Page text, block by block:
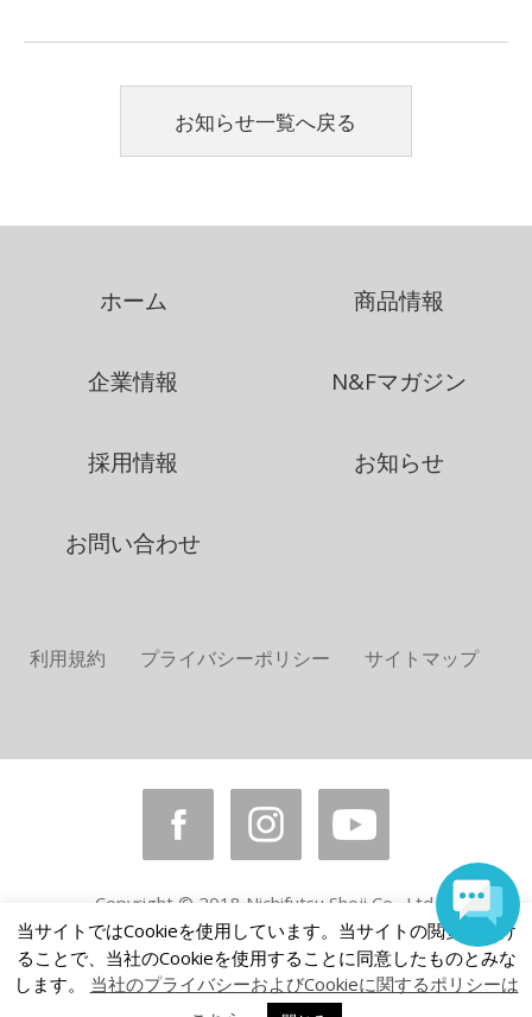
お知らせ一覧へ戻る
ホーム 商品情報
企業情報 N&Fマガジン
採用情報 お知らせ
お問い合わせ
利用規約 プライバシーポリシー サイトマップ
Copyright © 2018 Nichifutsu Shoji Co., Ltd.
All rights reserved.
当サイトではCookieを使用しています。当サイトの閲覧を続け
ることで、当社のCookieを使用することに同意したものとみな
します。 当社のプライバシーおよびCookieに関するポリシーは